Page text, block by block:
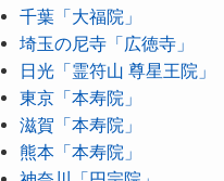
千葉「大福院」
埼玉の尼寺「広徳寺」
日光「霊符山 尊星王院」
東京「本寿院」
滋賀「本寿院」
熊本「本寿院」